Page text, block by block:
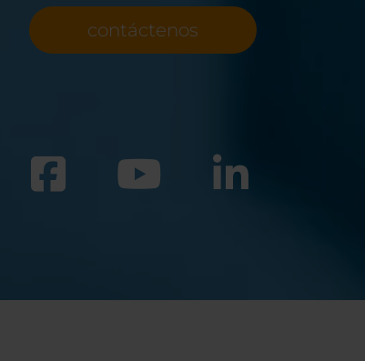
contáctenos